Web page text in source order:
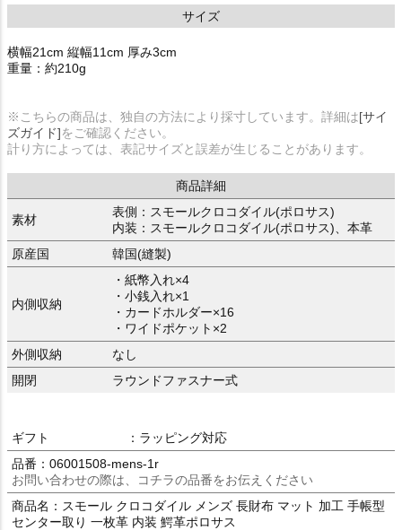
サイズ
横幅21cm 縦幅11cm 厚み3cm
重量：約210g
※こちらの商品は、独自の方法により採寸しています。詳細は[サイ
ズガイド]をご確認ください。
計り方によっては、表記サイズと誤差が生じることがあります。
商品詳細
素材
表側：スモールクロコダイル(ポロサス)
内装：スモールクロコダイル(ポロサス)、本革
原産国
韓国(縫製)
内側収納
・紙幣入れ×4
・小銭入れ×1
・カードホルダー×16
・ワイドポケット×2
外側収納
なし
開閉
ラウンドファスナー式
ギフト
：ラッピング対応
品番：06001508-mens-1r
お問い合わせの際は、コチラの品番をお伝えください
商品名：スモール クロコダイル メンズ 長財布 マット 加工 手帳型
センター取り 一枚革 内装 鰐革ポロサス